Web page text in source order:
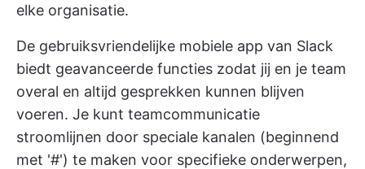
elke organisatie.
De gebruiksvriendelijke mobiele app van Slack
biedt geavanceerde functies zodat jij en je team
overal en altijd gesprekken kunnen blijven
voeren. Je kunt teamcommunicatie
stroomlijnen door speciale kanalen (beginnend
met '#') te maken voor specifieke onderwerpen,